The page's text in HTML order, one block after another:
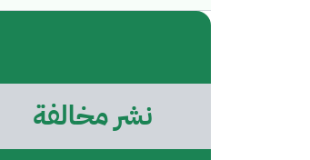
نشر مخالفة